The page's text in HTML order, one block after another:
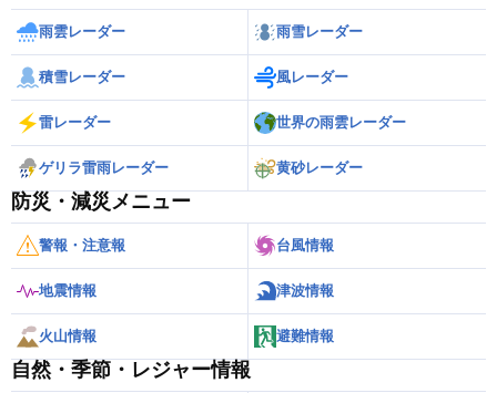
雨雲レーダー 雨雪レーダー
積雪レーダー 風レーダー
雷レーダー 世界の雨雲レーダー
ゲリラ雷雨レーダー 黄砂レーダー
防災・減災メニュー
警報・注意報 台風情報
地震情報 津波情報
火山情報 避難情報
自然・季節・レジャー情報